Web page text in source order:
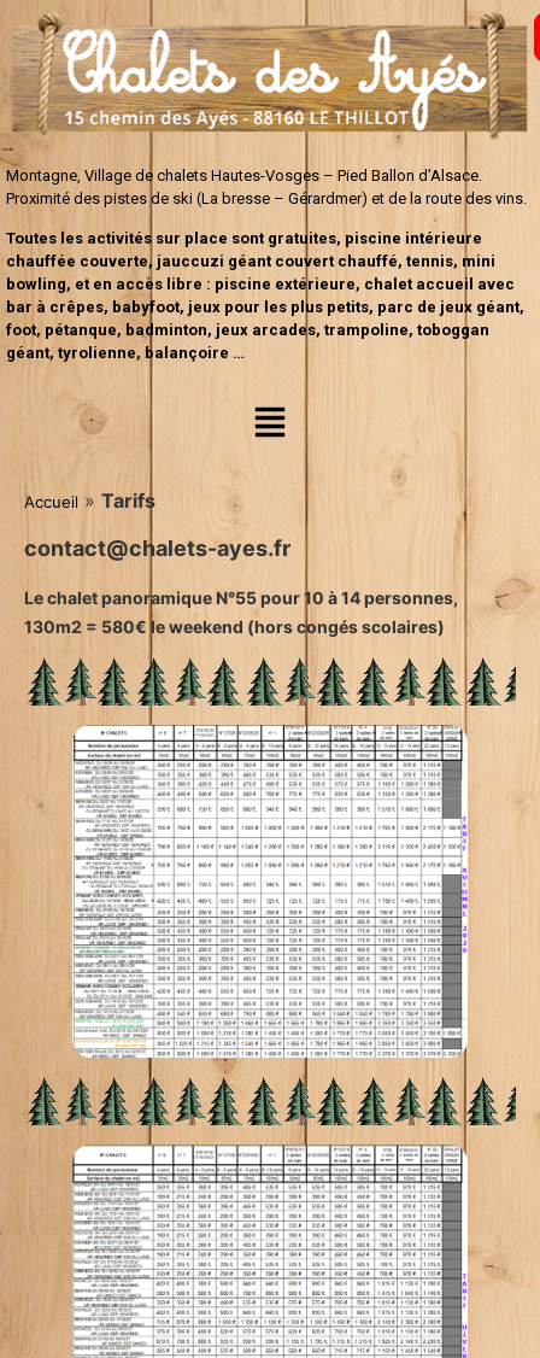
Montagne, Village de chalets Hautes-Vosges – Pied Ballon d’Alsace.
Proximité des pistes de ski (La bresse – Gérardmer) et de la route des vins.
Toutes les activités sur place sont gratuites, piscine intérieure
chauffée couverte, jauccuzi géant couvert chauffé, tennis, mini
bowling, et en accès libre : piscine extérieure, chalet accueil avec
bar à crêpes, babyfoot, jeux pour les plus petits, parc de jeux géant,
foot, pétanque, badminton, jeux arcades, trampoline, toboggan
géant, tyrolienne, balançoire …
Accueil » Tarifs
contact@chalets-ayes.fr
Le chalet panoramique N°55 pour 10 à 14 personnes,
130m2 = 580€ le weekend (hors congés scolaires)